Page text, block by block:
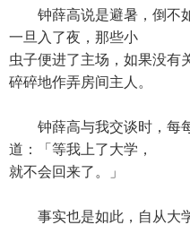
钟薛高说是避暑，倒不如
一旦入了夜，那些小
虫子便进了主场，如果没有
碎碎地作弄房间主人。
钟薛高与我交谈时，每
道：「等我上了大学，
就不会回来了。」
事实也是如此，自从大